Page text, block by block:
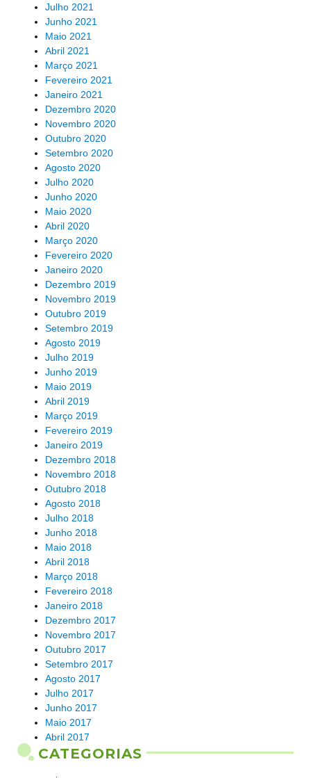
Julho 2021
Junho 2021
Maio 2021
Abril 2021
Março 2021
Fevereiro 2021
Janeiro 2021
Dezembro 2020
Novembro 2020
Outubro 2020
Setembro 2020
Agosto 2020
Julho 2020
Junho 2020
Maio 2020
Abril 2020
Março 2020
Fevereiro 2020
Janeiro 2020
Dezembro 2019
Novembro 2019
Outubro 2019
Setembro 2019
Agosto 2019
Julho 2019
Junho 2019
Maio 2019
Abril 2019
Março 2019
Fevereiro 2019
Janeiro 2019
Dezembro 2018
Novembro 2018
Outubro 2018
Agosto 2018
Julho 2018
Junho 2018
Maio 2018
Abril 2018
Março 2018
Fevereiro 2018
Janeiro 2018
Dezembro 2017
Novembro 2017
Outubro 2017
Setembro 2017
Agosto 2017
Julho 2017
Junho 2017
Maio 2017
Abril 2017
CATEGORIAS